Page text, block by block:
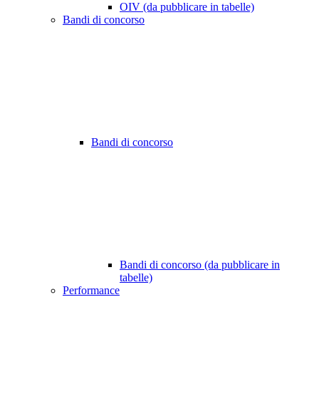
OIV (da pubblicare in tabelle)
Bandi di concorso
Bandi di concorso
Bandi di concorso (da pubblicare in
tabelle)
Performance